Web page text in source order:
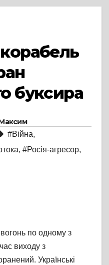
буксира
#Війна,
, #Росія-агресор,
вогонь по одному з
виходу з
Українські